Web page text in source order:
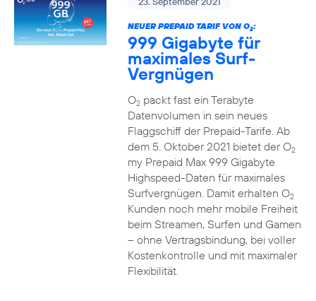
NEUER PREPAID TARIF VON O2:
999 Gigabyte für
maximales Surf-
Vergnügen
O2packt fast ein Terabyte
Datenvolumen in sein neues
Flaggschiff der Prepaid-Tarife. Ab
dem 5. Oktober 2021 bietet der O2
my Prepaid Max 999 Gigabyte
Highspeed-Daten für maximales
Surfvergnügen. Damit erhalten O2
Kunden noch mehr mobile Freiheit
beim Streamen, Surfen und Gamen
– ohne Vertragsbindung, bei voller
Kostenkontrolle und mit maximaler
Flexibilität.